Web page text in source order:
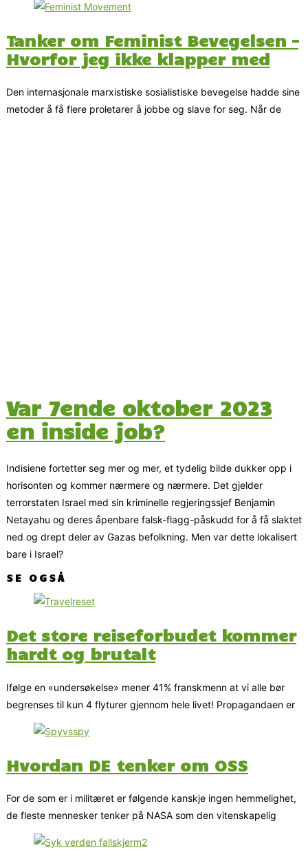
Tanker om Feminist Bevegelsen –
Hvorfor jeg ikke klapper med
Den internasjonale marxistiske sosialistiske bevegelse hadde sine
metoder å få flere proletarer å jobbe og slave for seg. Når de
Var 7ende oktober 2023
en inside job?
Indisiene fortetter seg mer og mer, et tydelig bilde dukker opp i
horisonten og kommer nærmere og nærmere. Det gjelder
terrorstaten Israel med sin kriminelle regjeringssjef Benjamin
Netayahu og deres åpenbare falsk-flagg-påskudd for å få slaktet
ned og drept deler av Gazas befolkning. Men var dette lokalisert
bare i Israel?
SE OGSÅ
Det store reiseforbudet kommer
hardt og brutalt
Ifølge en «undersøkelse» mener 41% franskmenn at vi alle bør
begrenses til kun 4 flyturer gjennom hele livet! Propagandaen er
Hvordan DE tenker om OSS
For de som er i militæret er følgende kanskje ingen hemmelighet,
de fleste mennesker tenker på NASA som den vitenskapelig